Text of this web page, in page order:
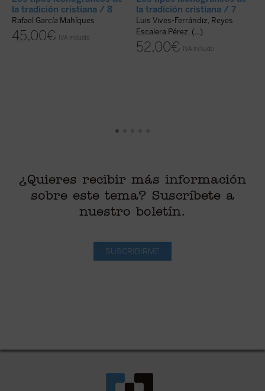
la tradición cristiana / 8
Rafael García Mahíques
45,00€ IVA incluido
la tradición cristiana / 7
Luis Vives-Ferrándiz, Reyes
Escalera Pérez, (...)
52,00€ IVA incluido
¿Quieres recibir más información
sobre este tema? Suscríbete a
nuestro boletín.
SUSCRIBIRME